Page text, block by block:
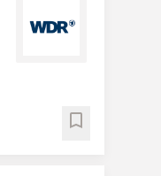
bookmark